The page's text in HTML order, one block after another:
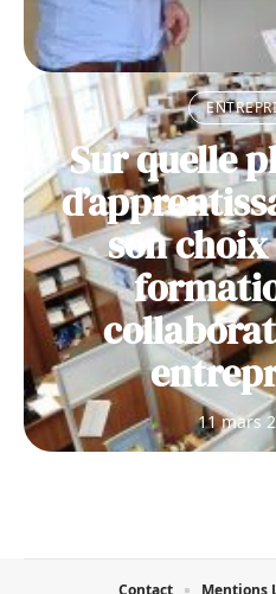
Sur quelle
son
11 mars
Contact Mentions